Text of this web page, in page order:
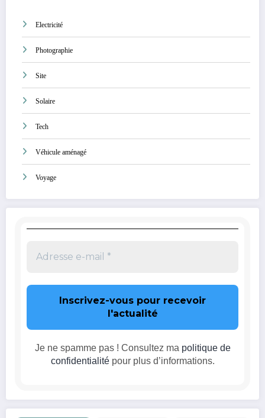
Electricité
Photographie
Site
Solaire
Tech
Véhicule aménagé
Voyage
Je ne spamme pas ! Consultez ma politique de
confidentialitépour plus d’informations.